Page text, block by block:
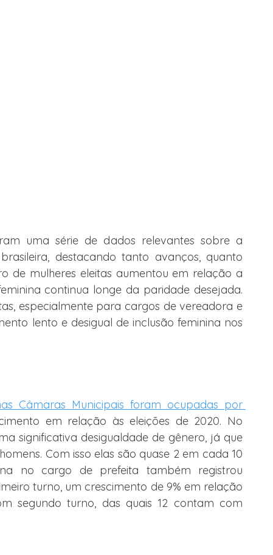
uma série de dados relevantes sobre a
destacando tanto avanços, quanto
de mulheres eleitas aumentou em relação a
continua longe da paridade desejada.
especialmente para cargos de vereadora e
lento e desigual de inclusão feminina nos
Câmaras Municipais foram ocupadas por
em relação às eleições de 2020. No
significativa desigualdade de gênero, já que
Com isso elas são quase 2 em cada 10
no cargo de prefeita também registrou
turno, um crescimento de 9% em relação
segundo turno, das quais 12 contam com